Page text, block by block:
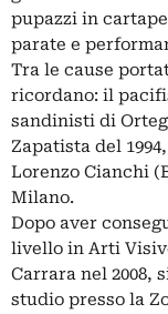
pupazzi in
parate e
Tra le cause
ricordano: il
sandinisti di
Zapatista del
Lorenzo Cianchi
Milano.
Dopo aver
livello in Arti
Carrara nel 2008,
studio presso la